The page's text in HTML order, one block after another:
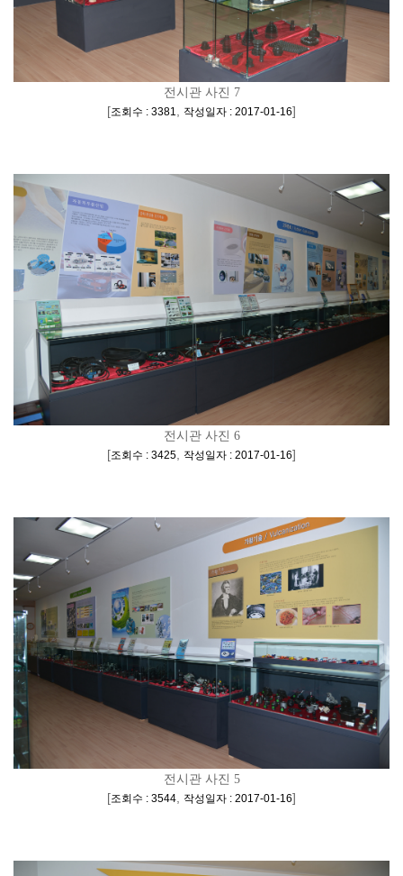
전시관 사진 7
[조회수 : 3381 작성일자 : 2017-01-16]
전시관 사진 6
[조회수 : 3425 작성일자 : 2017-01-16]
전시관 사진 5
[조회수 : 3544 작성일자 : 2017-01-16]